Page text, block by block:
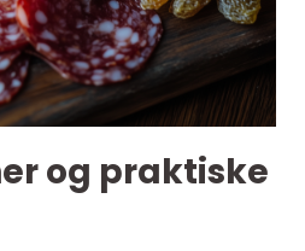
og praktiske